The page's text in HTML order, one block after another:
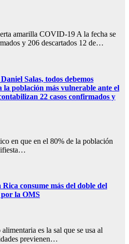
amarilla COVID-19 A la fecha se
y 206 descartados 12 de…
Salas, todos debemos
población más vulnerable ante el
22 casos confirmados y
en que en el 80% de la población
consume más del doble del
por la OMS
es la sal que se usa al
previenen…